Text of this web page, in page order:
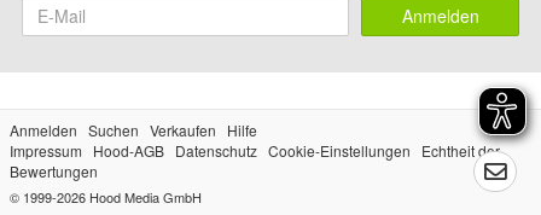
Anmelden
Anmelden Suchen Verkaufen
Hilfe
Impressum
Hood-AGB Datenschutz Cookie-Einstellungen
Echtheit der
Bewertungen
© 1999-2026 Hood Media GmbH